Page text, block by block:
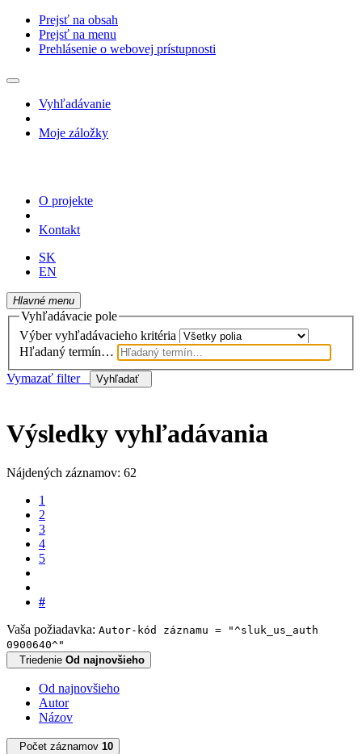
Prejsť na obsah
Prejsť na menu
Prehlásenie o webovej prístupnosti
Vyhľadávanie
Moje záložky
O projekte
Kontakt
SK
EN
Hlavné menu
Vyhľadávacie pole
Výber vyhľadávacieho kritéria
Hľadaný termín…
Vymazať filter
Vyhľadať
Výsledky vyhľadávania
Nájdených záznamov: 62
1
2
3
4
5
#
Vaša požiadavka: Autor-kód záznamu = "^sluk_us_auth
0900640^"
Triedenie Od najnovšieho
Od najnovšieho
Autor
Názov
Počet záznamov 10